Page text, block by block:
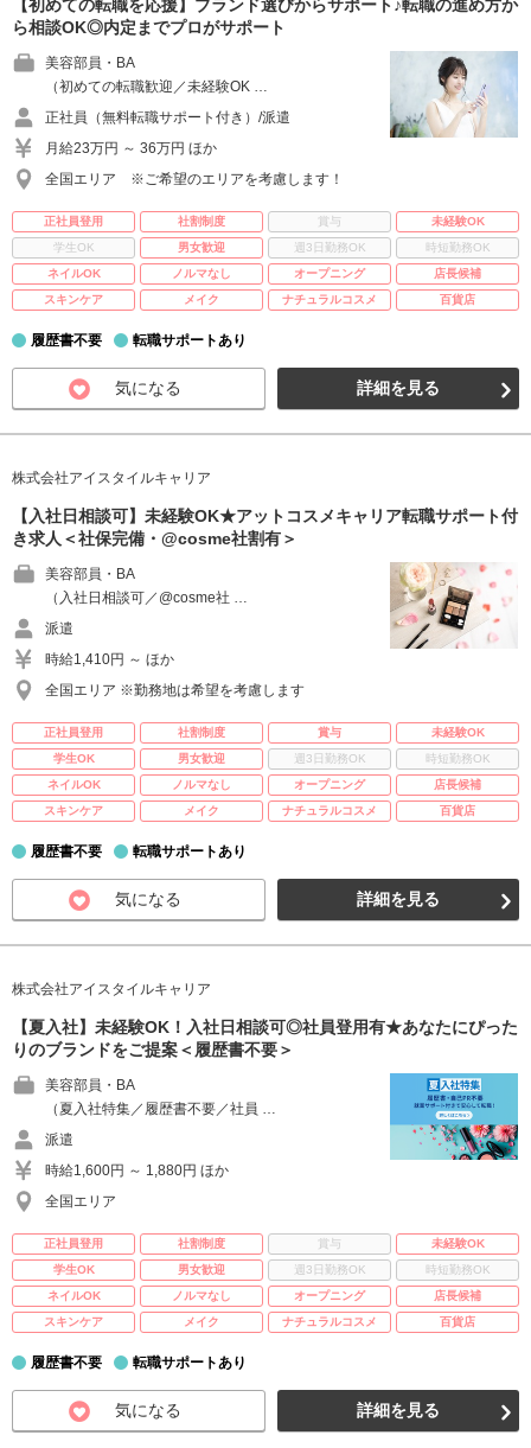
【初めての転職を応援】ブランド選びからサポート♪転職の進め方か
ら相談OK◎内定までプロがサポート
美容部員・BA
（初めての転職歓迎／未経験OK …
正社員（無料転職サポート付き）/派遣
月給23万円 ～ 36万円 ほか
全国エリア ※ご希望のエリアを考慮します！
正社員登用 社割制度 賞与
未経験OK
学生OK
男女歓迎 週3日勤務OK
時短勤務OK
ネイルOK
ノルマなし オープニング
店長候補
スキンケア
メイク ナチュラルコスメ 百貨店
履歴書不要 転職サポートあり
気になる 詳細を見る
株式会社アイスタイルキャリア
【入社日相談可】未経験OK★アットコスメキャリア転職サポート付
き求人＜社保完備・@cosme社割有＞
美容部員・BA
（入社日相談可／@cosme社 …
派遣
時給1,410円 ～ ほか
全国エリア ※勤務地は希望を考慮します
正社員登用 社割制度 賞与
未経験OK
学生OK
男女歓迎 週3日勤務OK
時短勤務OK
ネイルOK
ノルマなし オープニング
店長候補
スキンケア
メイク ナチュラルコスメ 百貨店
履歴書不要 転職サポートあり
気になる 詳細を見る
株式会社アイスタイルキャリア
【夏入社】未経験OK！入社日相談可◎社員登用有★あなたにぴった
りのブランドをご提案＜履歴書不要＞
美容部員・BA
（夏入社特集／履歴書不要／社員 …
派遣
時給1,600円 ～ 1,880円 ほか
全国エリア
正社員登用 社割制度 賞与
未経験OK
学生OK
男女歓迎 週3日勤務OK
時短勤務OK
ネイルOK
ノルマなし オープニング
店長候補
スキンケア
メイク ナチュラルコスメ 百貨店
履歴書不要 転職サポートあり
気になる 詳細を見る